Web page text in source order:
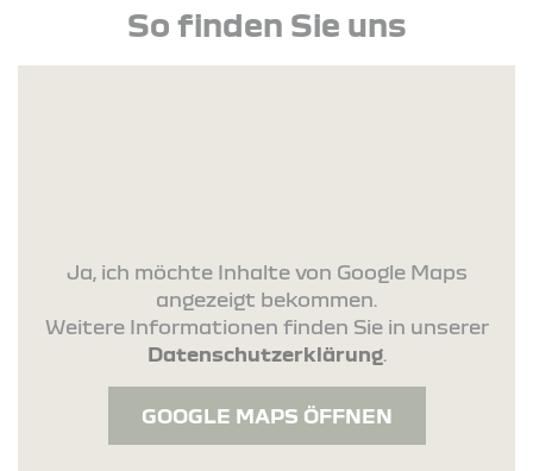
So finden Sie uns
Ja, ich möchte Inhalte von Google Maps
angezeigt bekommen.
Weitere Informationen finden Sie in unserer
Datenschutzerklärung.
GOOGLE MAPS ÖFFNEN